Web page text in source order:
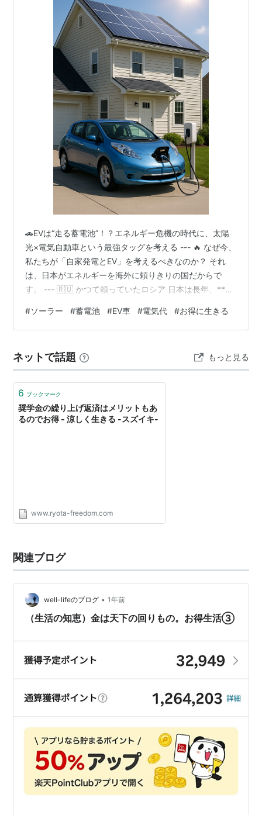
🚗EVは“走る蓄電池”！？エネルギー危機の時代に、太陽
光×電気自動車という最強タッグを考える --- 🔥 なぜ今、
私たちが「自家発電とEV」を考えるべきなのか？ それ
は、日本がエネルギーを海外に頼りきりの国だからで
す。 --- 🇷🇺 かつて頼っていたロシア 日本は長年、**ロ
した。 北海道に近い「サハリン」など、地理的にも都合
が良かった。 ところが… ▶ 2022年、ロシアによるウク
依存を減らす方向へ。 --- 🕌 そして今、依存している中
東も不安定に 現在の日本の石油の約8割以上は中東…
#ソーラー #蓄電池 #EV車 #電気代 #お得に生きる
ネットで話題 もっと見る
6 ブックマーク
奨学金の繰り上げ返済はメリットもあ
るのでお得 - 涼しく生きる -スズイキ-
www.ryota-freedom.com
関連ブログ
well-lifeのブログ • 1年前
（生活の知恵）金は天下の回りもの。お得生活③